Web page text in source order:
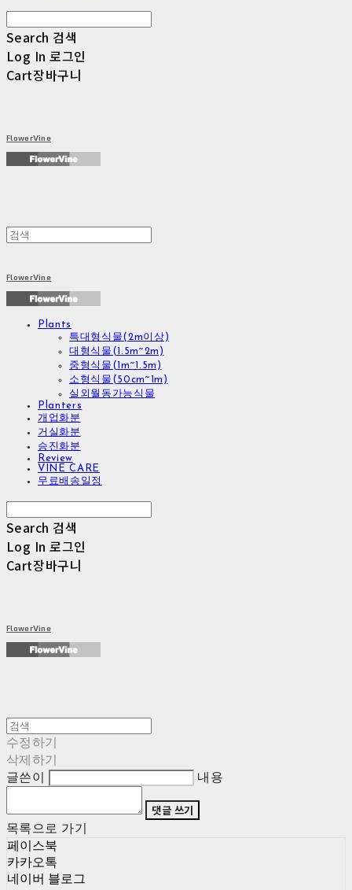
Search 검색
Log In 로그인
Cart장바구니
FlowerVine
FlowerVine
Plants
특대형식물(2m이상)
대형식물(1.5m~2m)
중형식물(1m~1.5m)
소형식물(50cm~1m)
실외월동가능식물
Planters
개업화분
거실화분
승진화분
Review
VINE CARE
무료배송일정
Search 검색
Log In 로그인
Cart장바구니
FlowerVine
수정하기
삭제하기
글쓴이
내용
댓글 쓰기
목록으로 가기
페이스북
카카오톡
네이버 블로그